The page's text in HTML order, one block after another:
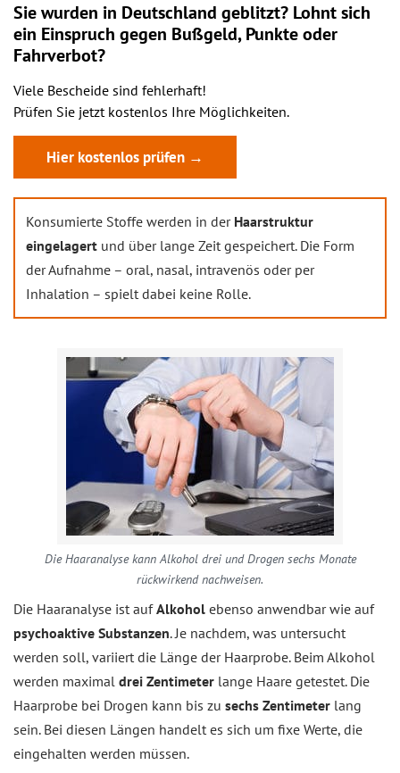
Sie wurden in Deutschland geblitzt? Lohnt sich
ein Einspruch gegen Bußgeld, Punkte oder
Fahrverbot?
Viele Bescheide sind fehlerhaft!
Prüfen Sie jetzt kostenlos Ihre Möglichkeiten.
Hier kostenlos prüfen →
Konsumierte Stoffe werden in der Haarstruktur
eingelagert und über lange Zeit gespeichert. Die Form
der Aufnahme – oral, nasal, intravenös oder per
Inhalation – spielt dabei keine Rolle.
Die Haaranalyse kann Alkohol drei und Drogen sechs Monate
rückwirkend nachweisen.
Die Haaranalyse ist aufAlkohol ebenso anwendbar wie auf
psychoaktive Substanzen. Je nachdem, was untersucht
werden soll, variiert die Länge der Haarprobe. Beim Alkohol
werden maximal drei Zentimeter lange Haare getestet. Die
Haarprobe bei Drogen kann bis zu sechs Zentimeter lang
sein. Bei diesen Längen handelt es sich um fixe Werte, die
eingehalten werden müssen.